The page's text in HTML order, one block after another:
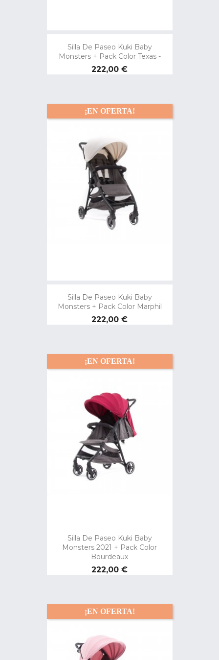
Silla De Paseo Kuki Baby
Monsters + Pack Color Texas -
Precio
222,00 €
Silla De Paseo Kuki Baby
Monsters + Pack Color Marphil
Precio
222,00 €
¡EN OFERTA!
Silla De Paseo Kuki Baby
Monsters 2021 + Pack Color
Bourdeaux
Precio
222,00 €
¡EN OFERTA!
¡EN OFERTA!